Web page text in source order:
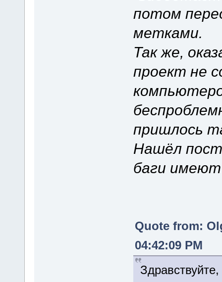
потом
метками.
Так же,
проект не
пришлось
Нашёл
баги
Quote from:
04:42:09 PM